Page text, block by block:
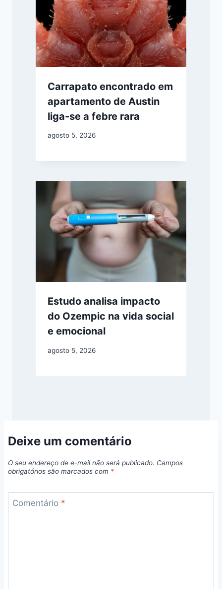
Carrapato encontrado em
apartamento de Austin
liga-se a febre rara
agosto 5, 2026
Estudo analisa impacto
do Ozempic na vida social
e emocional
agosto 5, 2026
Deixe um comentário
O seu endereço de e-mail não será publicado. Campos
obrigatórios são marcados com *
Comentário *